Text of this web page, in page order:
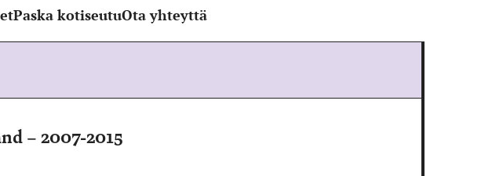
Paska kotiseutuOta yhteyttä
– 2007-2015